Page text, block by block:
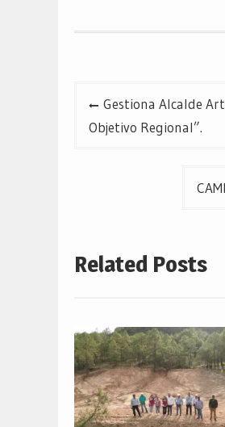
Navegación
de
Gestiona Alcalde
Objetivo Regional”.
Related Posts